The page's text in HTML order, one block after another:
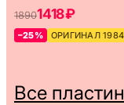
18901418 ₽
–25% ОРИГИНАЛ 1984
Все